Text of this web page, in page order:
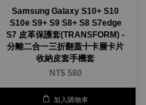
Samsung Galaxy S10+ S10
S10e S9+ S9 S8+ S8 S7edge
S7 皮革保護套(TRANSFORM) -
分離二合一三折翻蓋十卡層卡片
收納皮套手機套
NT$ 580
加入購物車